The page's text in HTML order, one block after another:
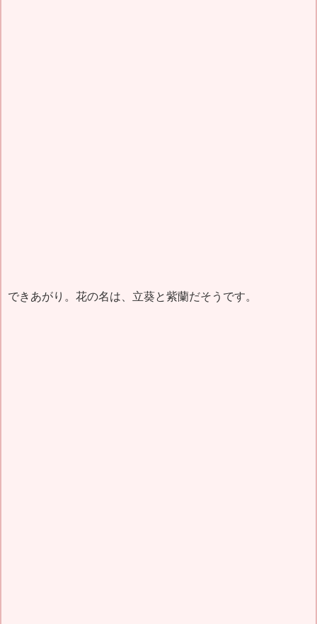
できあがり。花の名は、立葵と紫蘭だそうです。